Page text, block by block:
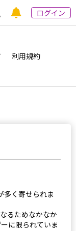
ログイン
利用規約
多く寄せられま
るためなかなか
に限られていま